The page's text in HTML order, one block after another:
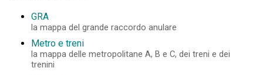
GRA
la mappa del grande raccordo anulare
Metro e treni
la mappa delle metropolitane A, B e C, dei treni e dei
trenini